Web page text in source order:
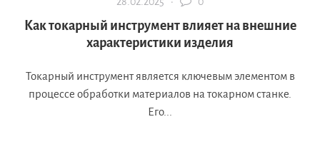
Как токарный инструмент влияет на внешние
характеристики изделия
Токарный инструмент является ключевым элементом в
процессе обработки материалов на токарном станке.
Его...